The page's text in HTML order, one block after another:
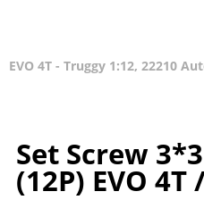
EVO 4T - Truggy 1:12, 22210
Set Screw
(12P) EVO 4T